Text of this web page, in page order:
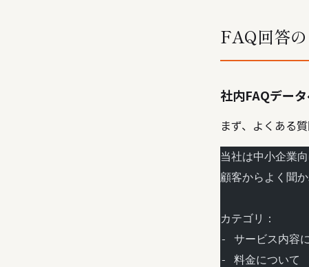
FAQ回答
社内FAQデー
まず、よくある
当社は中小企業
顧客からよく聞
カテゴリ：
- サービス内容
- 料金について